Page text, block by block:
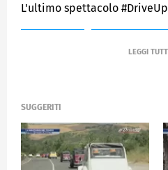
L'ultimo spettacolo #DriveUp
SUGGERITI